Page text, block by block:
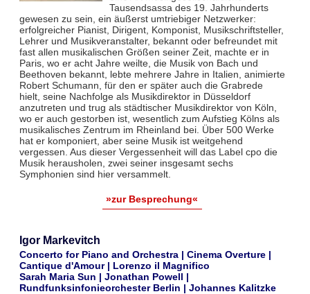
Tausendsassa des 19. Jahrhunderts
gewesen zu sein, ein äußerst umtriebiger Netzwerker:
erfolgreicher Pianist, Dirigent, Komponist, Musikschriftsteller,
Lehrer und Musikveranstalter, bekannt oder befreundet mit
fast allen musikalischen Größen seiner Zeit, machte er in
Paris, wo er acht Jahre weilte, die Musik von Bach und
Beethoven bekannt, lebte mehrere Jahre in Italien, animierte
Robert Schumann, für den er später auch die Grabrede
hielt, seine Nachfolge als Musikdirektor in Düsseldorf
anzutreten und trug als städtischer Musikdirektor von Köln,
wo er auch gestorben ist, wesentlich zum Aufstieg Kölns als
musikalisches Zentrum im Rheinland bei. Über 500 Werke
hat er komponiert, aber seine Musik ist weitgehend
vergessen. Aus dieser Vergessenheit will das Label cpo die
Musik herausholen, zwei seiner insgesamt sechs
Symphonien sind hier versammelt.
»zur Besprechung«
Igor Markevitch
Concerto for Piano and Orchestra | Cinema Overture |
Cantique d'Amour | Lorenzo il Magnifico
Sarah Maria Sun | Jonathan Powell |
Rundfunksinfonieorchester Berlin | Johannes Kalitzke